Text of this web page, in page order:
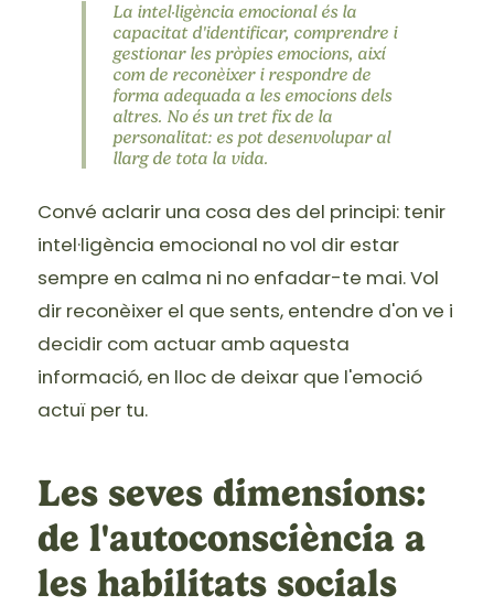
La intel·ligència emocional és la
capacitat d'identificar, comprendre i
gestionar les pròpies emocions, així
com de reconèixer i respondre de
forma adequada a les emocions dels
altres. No és un tret fix de la
personalitat: es pot desenvolupar al
llarg de tota la vida.
Convé aclarir una cosa des del principi: tenir
intel·ligència emocional no vol dir estar
sempre en calma ni no enfadar-te mai. Vol
dir reconèixer el que sents, entendre d'on ve i
decidir com actuar amb aquesta
informació, en lloc de deixar que l'emoció
actuï per tu.
Les seves dimensions:
de l'autoconsciència a
les habilitats socials